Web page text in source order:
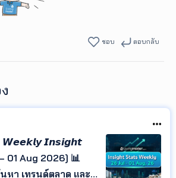
ชอบ ตอบกลับ
𝙒𝙚𝙚𝙠𝙡𝙮 𝙄𝙣𝙨𝙞𝙜𝙝𝙩
01 Aug 2026] 📊
หา เทรนด์ตลาด และ